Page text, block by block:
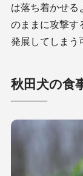
は落ち着かせる
のままに攻撃す
発展してしまう
秋田犬の食